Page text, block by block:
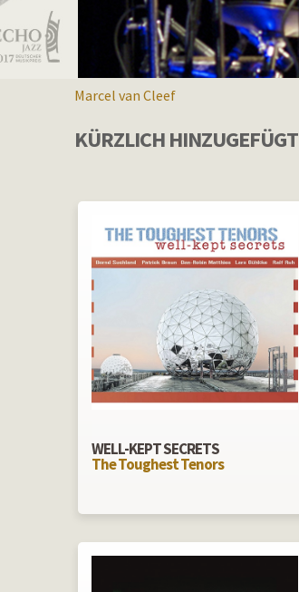
Marcel van Cleef
KÜRZLICH HINZUGEFÜGT
WELL-KEPT SECRETS
The Toughest Tenors